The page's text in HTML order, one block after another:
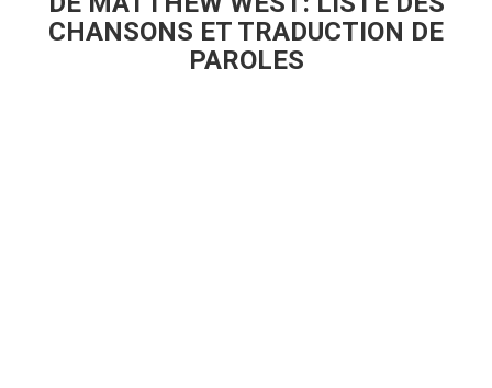
CHANSONS ET TRADUCTION DE
PAROLES